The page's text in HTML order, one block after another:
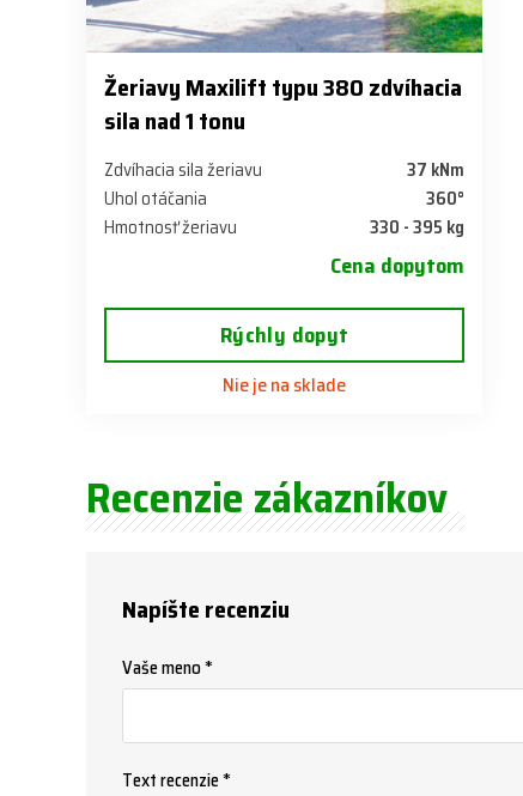
Žeriavy Maxilift typu 380 zdvíhacia
sila nad 1 tonu
Zdvíhacia sila žeriavu
37 kNm
Uhol otáčania
360°
Hmotnosť žeriavu
330 - 395 kg
Cena dopytom
Rýchly dopyt
Nie je na sklade
Recenzie zákazníkov
Napíšte recenziu
Vaše meno *
Text recenzie *